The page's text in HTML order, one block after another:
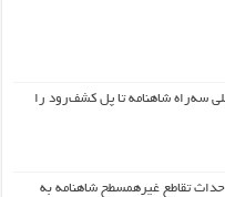
سه‌راه شاهنامه تا پل کشف‌رود را
احداث تقاطع غیرهمسطح شاهنامه به